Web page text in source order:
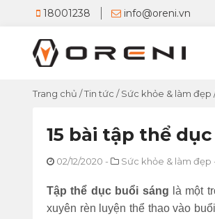
18001238 info@oreni.vn
Trang chủ /Tin tức /Sức khỏe & làm đẹp
15 bài tập thể
02/12/2020 - Sức khỏe & làm đẹp
Tập thể dục buổi sáng là một
xuyên rèn luyện thể thao vào